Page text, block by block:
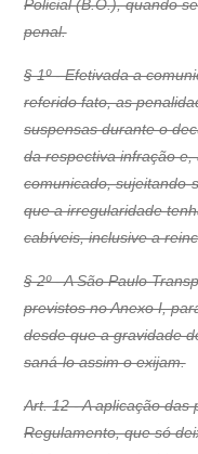
Policial (B.O.), quando
penal.
§ 1º - Efetivada a
referido fato, as
suspensas durante o
da respectiva infração
comunicado,
que a irregularidade
cabíveis, inclusive a
§ 2º - A São Paulo
previstos no Anexo I,
desde que a gravidade
saná-lo assim o exijam.
Art. 12 - A aplicação das
Regulamento, que só